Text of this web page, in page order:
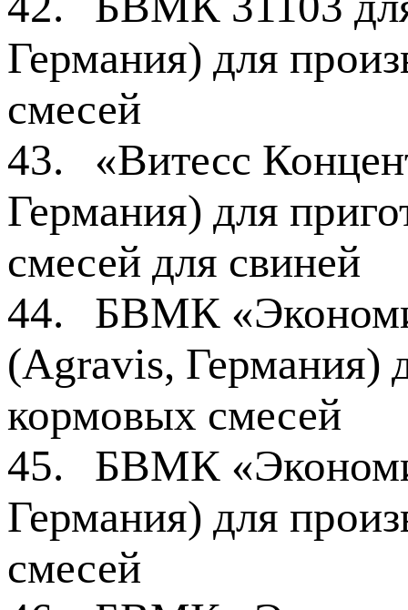
Германия) для
смесей
43.
«Витесс
Германия) для
смесей для свиней
44.
БВМК
(Agravis, Германия)
кормовых смесей
45.
БВМК
Германия) для
смесей